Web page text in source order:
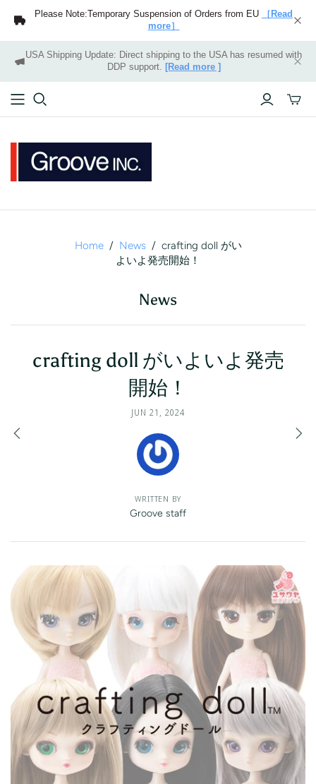
Please Note:Temporary Suspension of Orders from EU
［Read
more］
USA Shipping Update: Direct shipping to the USA has resumed with
DDP support. [Read more ]
Toggle
mini
Home / News / crafting doll がい
よいよ発売開始！
News
crafting doll がいよいよ発売
開始！
JUN 21, 2024
WRITTEN BY
Groove staff